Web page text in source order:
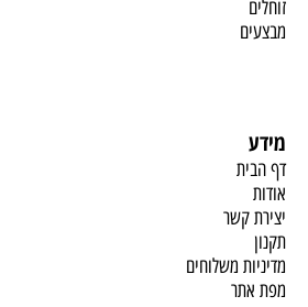
זוחלים
מבצעים
מידע
דף הבית
אודות
יצירת קשר
תקנון
מדיניות משלוחים
מפת אתר